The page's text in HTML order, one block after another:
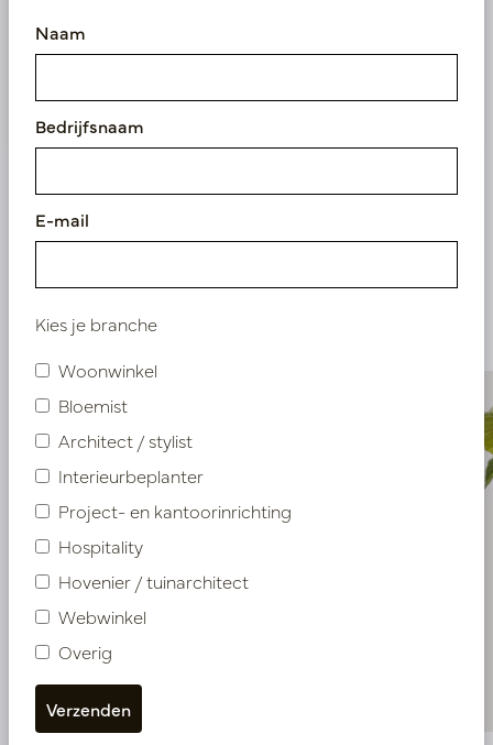
producten
Naam
Bedrijfsnaam
E-mail
Kies je branche
Woonwinkel
Bloemist
Architect / stylist
Interieurbeplanter
Project- en kantoorinrichting
Hospitality
Hovenier / tuinarchitect
Webwinkel
Overig